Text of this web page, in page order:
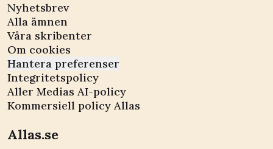
Nyhetsbrev
Alla ämnen
Våra skribenter
Om cookies
Hantera preferenser
Integritetspolicy
Aller Medias AI-policy
Kommersiell policy Allas
Allas.se